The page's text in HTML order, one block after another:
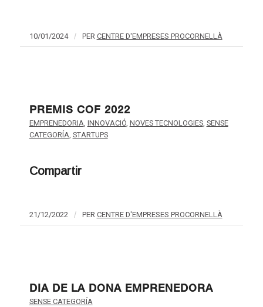
10/01/2024 / PER CENTRE D'EMPRESES PROCORNELLÀ
PREMIS COF 2022
EMPRENEDORIA, INNOVACIÓ, NOVES TECNOLOGIES, SENSE
CATEGORÍA, STARTUPS
Compartir
21/12/2022 / PER CENTRE D'EMPRESES PROCORNELLÀ
DIA DE LA DONA EMPRENEDORA
SENSE CATEGORÍA